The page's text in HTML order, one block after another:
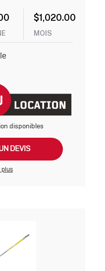
$1,020.00
MOIS
disponibles
DEVIS
plus